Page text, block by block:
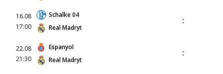
16.08
17:00
Schalke 04
Real Madryt
:
22.08
21:30
Espanyol
Real Madryt
: